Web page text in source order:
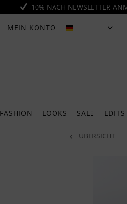
-10% NACH NEWSLETTER-
MEIN KONTO
FASHION LOOKS SALE EDITS
ÜBERSICHT